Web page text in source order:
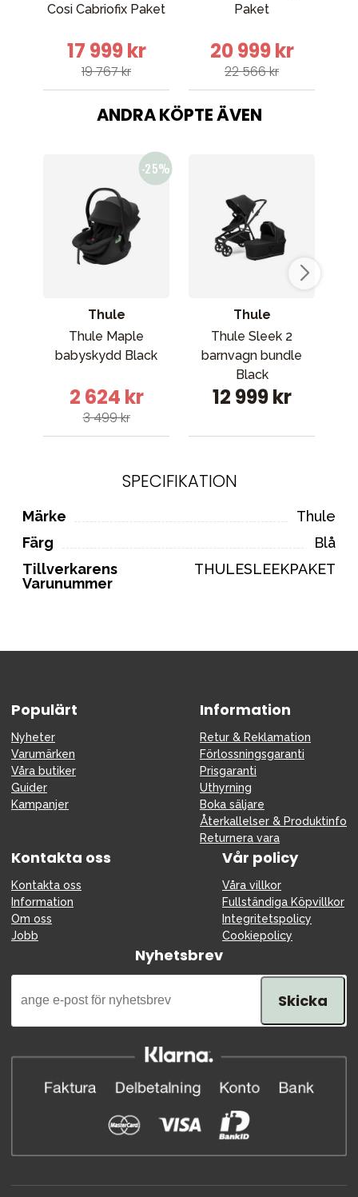
Cosi Cabriofix Paket
17 999 kr
19 767 kr
Paket
20 999 kr
22 566 kr
ANDRA KÖPTE ÄVEN
Thule
Thule Maple
babyskydd Black
2 624 kr
3 499 kr
Thule
Thule Sleek 2
barnvagn bundle
Black
12 999 kr
SPECIFIKATION
Märke
Thule
Färg
Blå
Tillverkarens
Varunummer
THULESLEEKPAKET
Populärt
Nyheter
Varumärken
Våra butiker
Guider
Kampanjer
Information
Retur & Reklamation
Förlossningsgaranti
Prisgaranti
Uthyrning
Boka säljare
Återkallelser & Produktinfo
Returnera vara
Kontakta oss
Kontakta oss
Information
Om oss
Jobb
Vår policy
Våra villkor
Fullständiga Köpvillkor
Integritetspolicy
Cookiepolicy
Nyhetsbrev
Skicka